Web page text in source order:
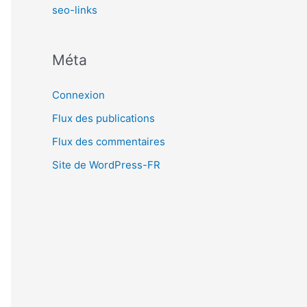
seo-links
Méta
Connexion
Flux des publications
Flux des commentaires
Site de WordPress-FR